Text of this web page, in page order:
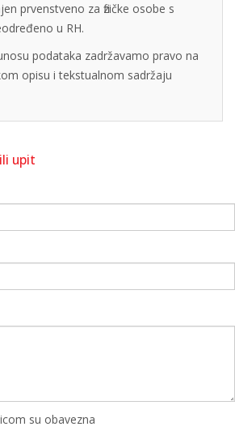
prvenstveno za fizičke osobe s
u RH.
podataka zadržavamo pravo na
opisu i tekstualnom sadržaju
upit
su obavezna